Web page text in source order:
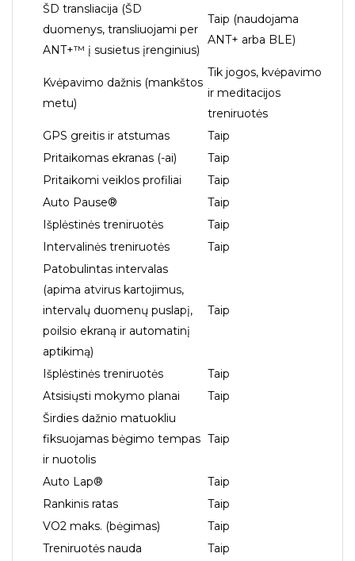
ŠD transliacija (ŠD
duomenys, transliuojami per
ANT+™ į susietus įrenginius)
Taip (naudojama
ANT+ arba BLE)
Kvėpavimo dažnis (mankštos
metu)
Tik jogos, kvėpavimo
ir meditacijos
treniruotės
GPS greitis ir atstumas
Taip
Pritaikomas ekranas (-ai)
Taip
Pritaikomi veiklos profiliai
Taip
Auto Pause®
Taip
Išplėstinės treniruotės
Taip
Intervalinės treniruotės
Taip
Patobulintas intervalas
(apima atvirus kartojimus,
intervalų duomenų puslapį,
poilsio ekraną ir automatinį
aptikimą)
Taip
Išplėstinės treniruotės
Taip
Atsisiųsti mokymo planai
Taip
Širdies dažnio matuokliu
fiksuojamas bėgimo tempas
ir nuotolis
Taip
Auto Lap®
Taip
Rankinis ratas
Taip
VO2 maks. (bėgimas)
Taip
Treniruotės nauda
Taip